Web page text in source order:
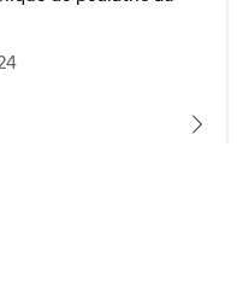
ou cacher tous les